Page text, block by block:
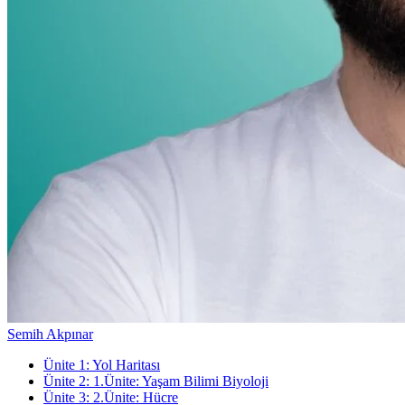
Semih Akpınar
Ünite 1 : Yol Haritası
Ünite 2: 1.Ünite: Yaşam Bilimi Biyoloji
Ünite 3: 2.Ünite: Hücre